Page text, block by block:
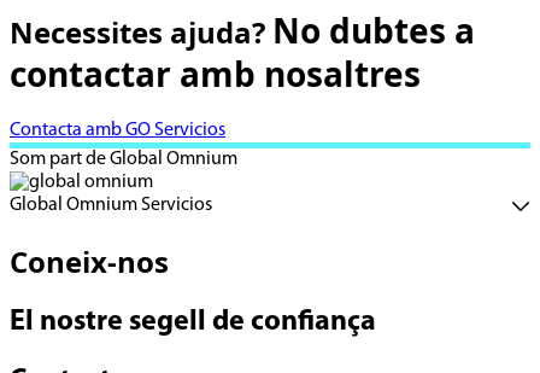
Necessites ajuda? No dubtes a
contactar amb nosaltres
Contacta amb GO Servicios
Som part de Global Omnium
Global Omnium Servicios
Coneix-nos
El nostre segell de confiança